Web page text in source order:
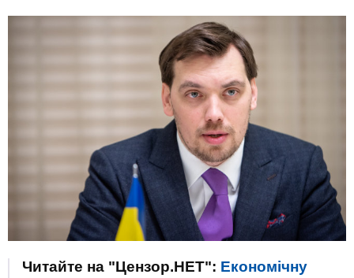
Читайте на "Цензор.НЕТ": Економічну